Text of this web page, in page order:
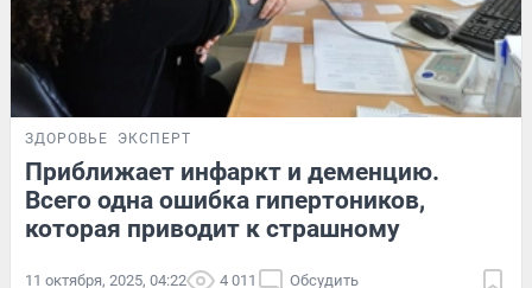
ЗДОРОВЬЕ ЭКСПЕРТ
Приближает инфаркт и деменцию.
Всего одна ошибка гипертоников,
которая приводит к страшному
11 октября, 2025, 04:22 4 011 Обсудить